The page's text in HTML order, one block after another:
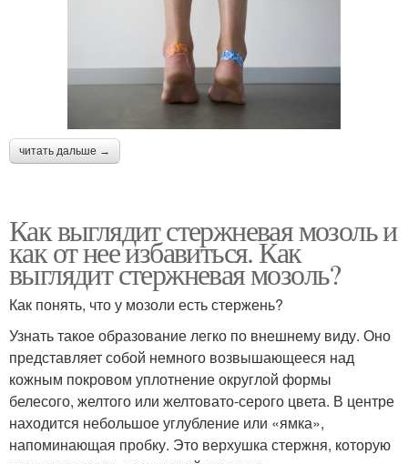
читать дальше →
Как выглядит стержневая мозоль и
как от нее избавиться. Как
выглядит стержневая мозоль?
Как понять, что у мозоли есть стержень?
Узнать такое образование легко по внешнему виду. Оно
представляет собой немного возвышающееся над
кожным покровом уплотнение округлой формы
белесого, желтого или желтовато-серого цвета. В центре
находится небольшое углубление или «ямка»,
напоминающая пробку. Это верхушка стержня, которую